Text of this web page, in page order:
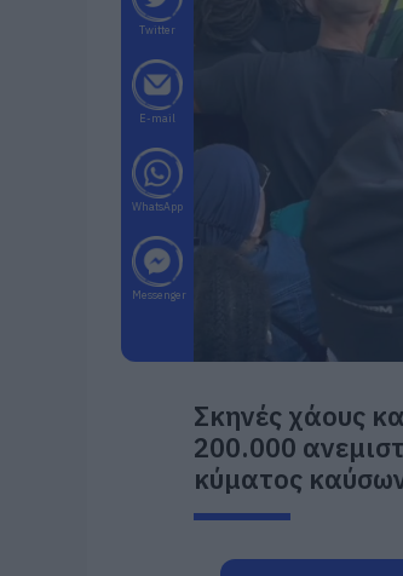
Twitter
E-mail
WhatsApp
Messenger
Σκηνές χάους
200.000
κύματος